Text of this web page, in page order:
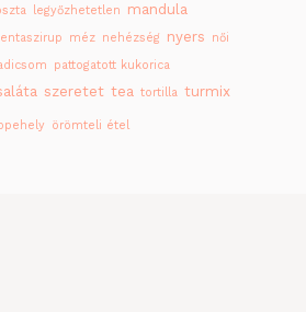
legyőzhetetlen mandula
méz nehézség nyers
női
pattogatott kukorica
szeretet tea tortilla turmix
örömteli étel